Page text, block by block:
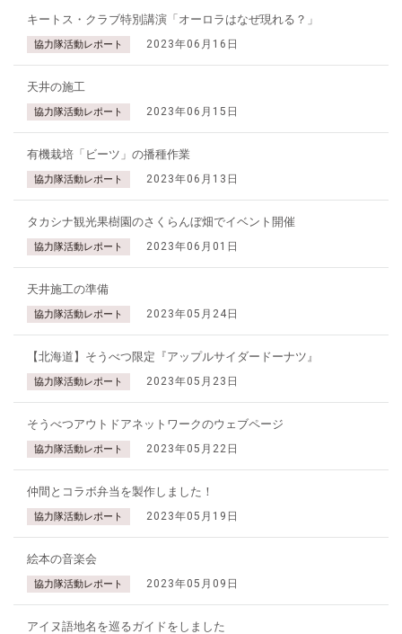
キートス・クラブ特別講演「オーロラはなぜ現れる？」
協力隊活動レポート 2023年06月16日
天井の施工
協力隊活動レポート 2023年06月15日
有機栽培「ビーツ」の播種作業
協力隊活動レポート 2023年06月13日
タカシナ観光果樹園のさくらんぼ畑でイベント開催
協力隊活動レポート 2023年06月01日
天井施工の準備
協力隊活動レポート 2023年05月24日
【北海道】そうべつ限定『アップルサイダードーナツ』
協力隊活動レポート 2023年05月23日
そうべつアウトドアネットワークのウェブページ
協力隊活動レポート 2023年05月22日
仲間とコラボ弁当を製作しました！
協力隊活動レポート 2023年05月19日
絵本の音楽会
協力隊活動レポート 2023年05月09日
アイヌ語地名を巡るガイドをしました